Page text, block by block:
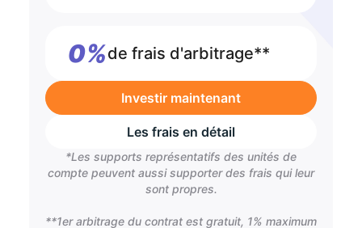
0%de frais d'arbitrage**
Investir maintenant
Les frais en détail
*Les supports représentatifs des unités de
compte peuvent aussi supporter des frais qui leur
sont propres.
**1er arbitrage du contrat est gratuit, 1% maximum